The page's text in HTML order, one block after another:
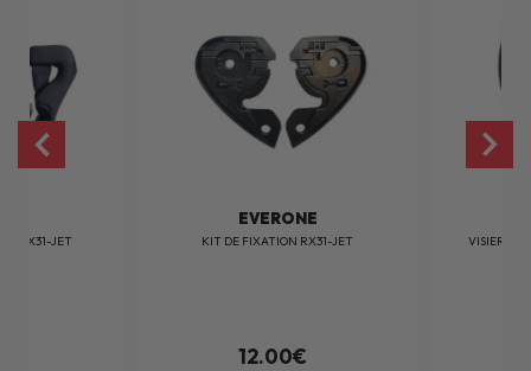
RX31-JET
EVERONE
KIT DE FIXATION RX31-JET
12.00€
VISIERE